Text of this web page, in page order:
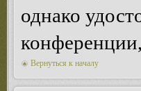
однако
Вернуться к началу